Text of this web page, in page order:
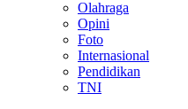
Olahraga
Opini
Foto
Internasional
Pendidikan
TNI